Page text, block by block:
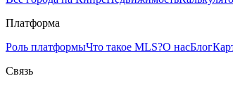
Платформа
Роль платформыЧто такое MLS?О насБлог
Связь